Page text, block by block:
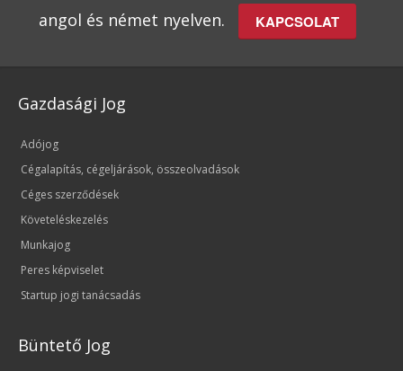
angol és német nyelven.
KAPCSOLAT
Gazdasági Jog
Adójog
Cégalapítás, cégeljárások, összeolvadások
Céges szerződések
Követeléskezelés
Munkajog
Peres képviselet
Startup jogi tanácsadás
Büntető Jog